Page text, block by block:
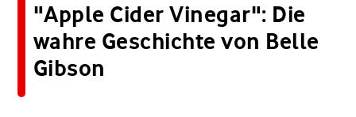
"Apple Cider Vinegar": Die
wahre Geschichte von Belle
Gibson